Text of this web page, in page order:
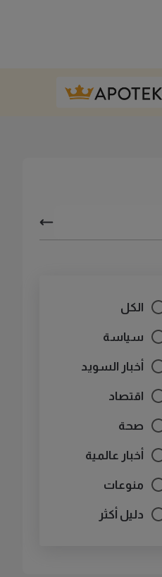
الكل
سياسة
أخبار السويد
اقتصاد
صحة
أخبار عالمية
منوعات
دليل أكثر